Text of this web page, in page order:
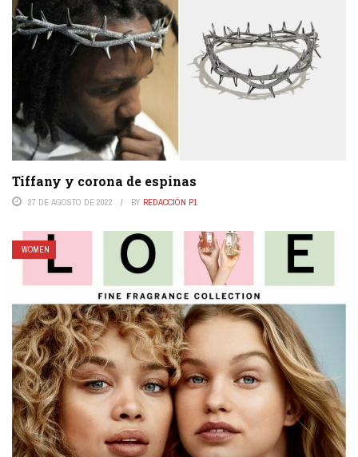
Tiffany y corona de espinas
27 DE AGOSTO DE 2022 BY REDACCIÓN P1
WOMEN